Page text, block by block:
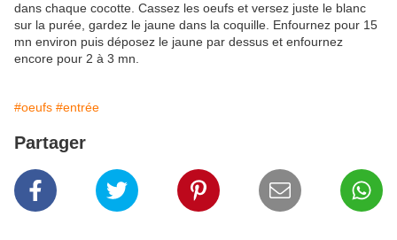
dans chaque cocotte. Cassez les oeufs et versez juste le blanc
sur la purée, gardez le jaune dans la coquille. Enfournez pour 15
mn environ puis déposez le jaune par dessus et enfournez
encore pour 2 à 3 mn.
#oeufs #entrée
Partager